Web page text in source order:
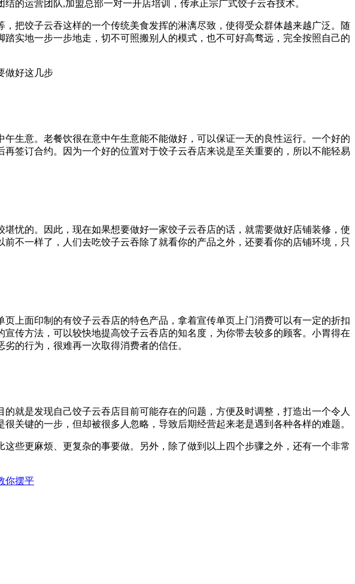
的运营团队,加盟总部一对一开店培训，传承正宗广式饺子云吞技术。
把饺子云吞这样的一个传统美食发挥的淋漓尽致，使得受众群体越来越广泛。随
实地一步一步地走，切不可照搬别人的模式，也不可好高骛远，完全按照自己的
生意。老餐饮很在意中午生意能不能做好，可以保证一天的良性运行。一个好的
签订合约。因为一个好的位置对于饺子云吞店来说是至关重要的，所以不能轻易
忧的。因此，现在如果想要做好一家饺子云吞店的话，就需要做好店铺装修，使
不一样了，人们去吃饺子云吞除了就看你的产品之外，还要看你的店铺环境，只
上面印制的有饺子云吞店的特色产品，拿着宣传单页上门消费可以有一定的折扣
传方法，可以较快地提高饺子云吞店的知名度，为你带去较多的顾客。小胃得在
的行为，很难再一次取得消费者的信任。
就是发现自己饺子云吞店目前可能存在的问题，方便及时调整，打造出一个令人
关键的一步，但却被很多人忽略，导致后期经营起来老是遇到各种各样的难题。
些更麻烦、更复杂的事要做。另外，除了做到以上四个步骤之外，还有一个非常
你摆平